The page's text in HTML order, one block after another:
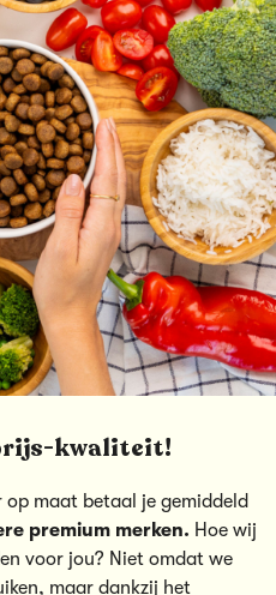
kwaliteit!
op maat betaal je gemiddeld
premium merken. Hoe wij
voor jou? Niet omdat we
maar dankzij het